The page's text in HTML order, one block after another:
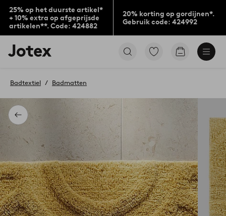
25% op het duurste artikel*
+ 10% extra op afgeprijsde
artikelen**. Code: 424882
20% korting op gordijnen*.
Gebruik code: 424992
Jotex
logo
to
home
page
Ga
Go
Terug
Badtextiel Badmatten